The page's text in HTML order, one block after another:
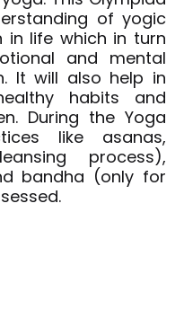
of yogic
in life which in turn
and mental
It will also help in
habits and
During the Yoga
like asanas,
process),
bandha (only for